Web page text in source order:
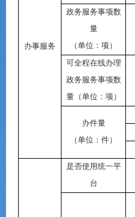
办事服务
政务服务事项数
量
（单位：项）
可全程在线办理
政务服务事项数
量（单位：项）
办件量
（单位：件）
是否使用统一平
台